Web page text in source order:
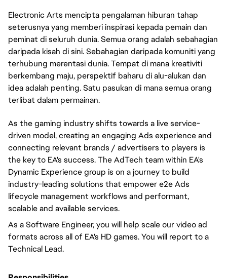
Electronic Arts mencipta pengalaman hiburan tahap
seterusnya yang memberi inspirasi kepada pemain dan
peminat di seluruh dunia. Semua orang adalah sebahagian
daripada kisah di sini. Sebahagian daripada komuniti yang
terhubung merentasi dunia. Tempat di mana kreativiti
berkembang maju, perspektif baharu di alu-alukan dan
idea adalah penting. Satu pasukan di mana semua orang
terlibat dalam permainan.
As the gaming industry shifts towards a live service-
driven model, creating an engaging Ads experience and
connecting relevant brands / advertisers to players is
the key to EA's success. The AdTech team within EA's
Dynamic Experience group is on a journey to build
industry-leading solutions that empower e2e Ads
lifecycle management workflows and performant,
scalable and available services.
As a Software Engineer, you will help scale our video ad
formats across all of EA's HD games. You will report to a
Technical Lead.